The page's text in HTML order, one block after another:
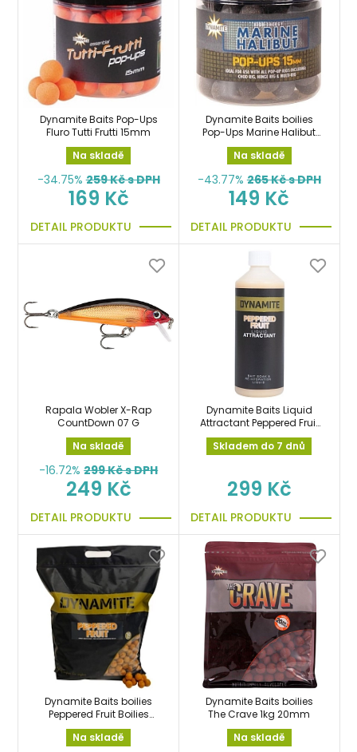
Dynamite Baits Pop-Ups
Fluro Tutti Frutti 15mm
Na skladě
-34.75% 259Kč s DPH
169 Kč
DETAIL PRODUKTU
Dynamite Baits boilies
Pop-Ups Marine Halibut
15mm
Na skladě
-43.77% 265Kč s DPH
149 Kč
DETAIL PRODUKTU
Rapala Wobler X-Rap
CountDown 07 G
Na skladě
-16.72% 299Kč s DPH
249 Kč
DETAIL PRODUKTU
Dynamite Baits Liquid
Attractant Peppered Fruit
500ml
Skladem do 7 dnů
299 Kč
DETAIL PRODUKTU
Dynamite Baits boilies
Peppered Fruit Boilies
1kg/26mm
Na skladě
Dynamite Baits boilies
The Crave 1kg 20mm
Na skladě